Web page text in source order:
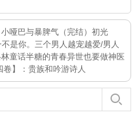
小哑巴与暴脾气（完结） 初光
是你。 三个男人越宠越爱/男人
童话半糖的青春异世也要做神医
】：贵族和吟游诗人